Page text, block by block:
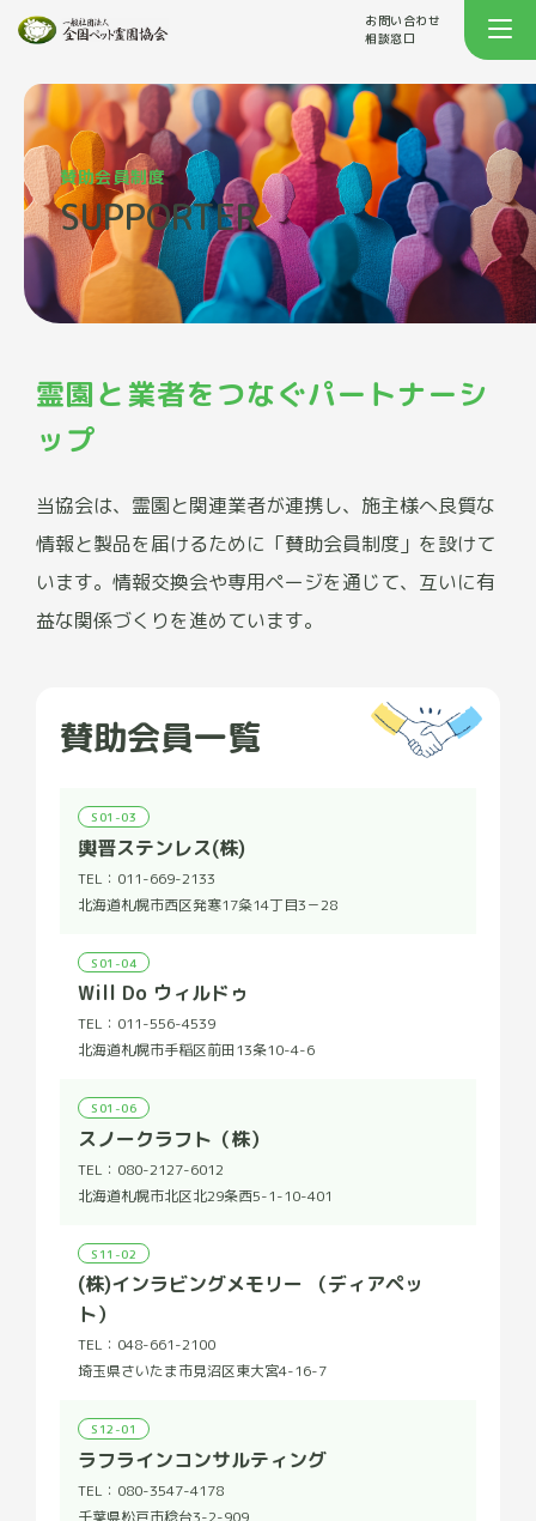
お問い合わせ
相談窓口
賛助会員制度
SUPPORTER
霊園と業者をつなぐパートナーシ
ップ
当協会は、霊園と関連業者が連携し、施主様へ良質な
情報と製品を届けるために「賛助会員制度」を設けて
います。情報交換会や専用ページを通じて、互いに有
益な関係づくりを進めています。
賛助会員一覧
S01-03
輿晋ステンレス(株)
TEL： 011-669-2133
北海道札幌市西区発寒17粂14丁目3－28
S01-04
Will Do ウィルドゥ
TEL： 011-556-4539
北海道札幌市手稲区前田13条10-4-6
S01-06
スノークラフト（株）
TEL： 080-2127-6012
北海道札幌市北区北29条西5-1-10-401
S11-02
(株)インラビングメモリー （ディアペッ
ト）
TEL： 048-661-2100
埼玉県さいたま市見沼区東大宮4-16-7
S12-01
ラフラインコンサルティング
TEL： 080-3547-4178
千葉県松戸市稔台3-2-909